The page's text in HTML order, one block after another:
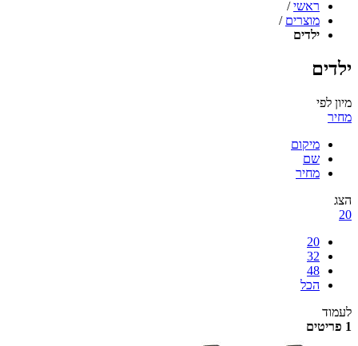
ראשי /
מוצרים /
ילדים
ילדים
מיון לפי
מחיר
מיקום
שם
מחיר
הצג
20
20
32
48
הכל
לעמוד
1 פריטים